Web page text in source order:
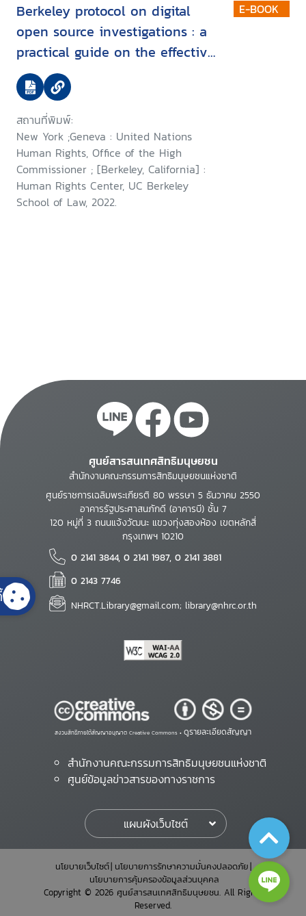
Berkeley protocol on digital
open source investigations : a
practical guide on the effective
use of digital open source
information in investigating
violations of international
criminal, human rights and
humanitarian law
สถานที่พิมพ์:
New York ;Geneva : United Nations
Human Rights, Office of the High
Commissioner ; [Berkeley, California] :
Human Rights Center, UC Berkeley
School of Law, 2022.
E-BOOK
ศูนย์สารสนเทศสิทธิมนุษยชน
สำนักงานคณะกรรมการสิทธิมนุษยชนแห่งชาติ
ศูนย์ราชการเฉลิมพระเกียรติ 80 พรรษา 5 ธันวาคม 2550
อาคารรัฐประศาสนภักดี (อาคารบี) ชั้น 7
120 หมู่ที่ 3 ถนนแจ้งวัฒนะ แขวงทุ่งสองห้อง เขตหลักสี่
กรุงเทพฯ 10210
0 2141 3844, 0 2141 1987, 0 2141 3881
0 2143 7746
NHRCT.Library@gmail.com; library@nhrc.or.th
สงวนสิทธิ์ภายใต้สัญญาอนุญาต Creative Commons • ดูรายละเอียดสัญญา
สำนักงานคณะกรรมการสิทธิมนุษยชนแห่งชาติ
ศูนย์ข้อมูลข่าวสารของทางราชการ
แผนผังเว็บไซต์
นโยบายเว็บไซต์ นโยบายการรักษาความมั่นคงปลอดภัย
นโยบายการคุ้มครองข้อมูลส่วนบุคคล
Copyright © 2026 ศูนย์สารสนเทศสิทธิมนุษยชน. All Rights
Reserved.